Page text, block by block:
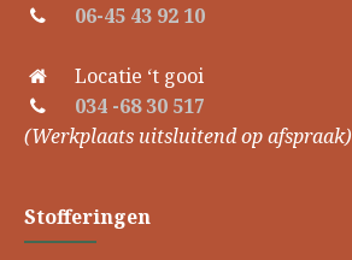
06-45 43 92 10
Locatie ‘t gooi
034 -68 30 517
(Werkplaats uitsluitend op afspraak)
Stofferingen